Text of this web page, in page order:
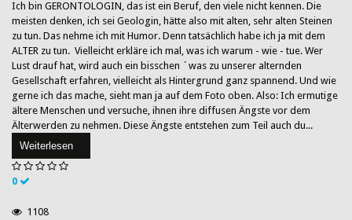
Ich bin GERONTOLOGIN, das ist ein Beruf, den viele nicht kennen. Die
meisten denken, ich sei Geologin, hätte also mit alten, sehr alten Steinen
zu tun. Das nehme ich mit Humor. Denn tatsächlich habe ich ja mit dem
ALTER zu tun. Vielleicht erkläre ich mal, was ich warum - wie - tue. Wer
Lust drauf hat, wird auch ein bisschen ´was zu unserer alternden
Gesellschaft erfahren, vielleicht als Hintergrund ganz spannend. Und wie
gerne ich das mache, sieht man ja auf dem Foto oben. Also: Ich ermutige
ältere Menschen und versuche, ihnen ihre diffusen Ängste vor dem
Älterwerden zu nehmen. Diese Ängste entstehen zum Teil auch du...
Weiterlesen
0
1108